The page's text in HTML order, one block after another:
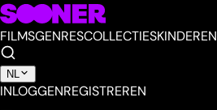
FILMSGENRESCOLLECTIESKINDEREN
NL
INLOGGENREGISTREREN